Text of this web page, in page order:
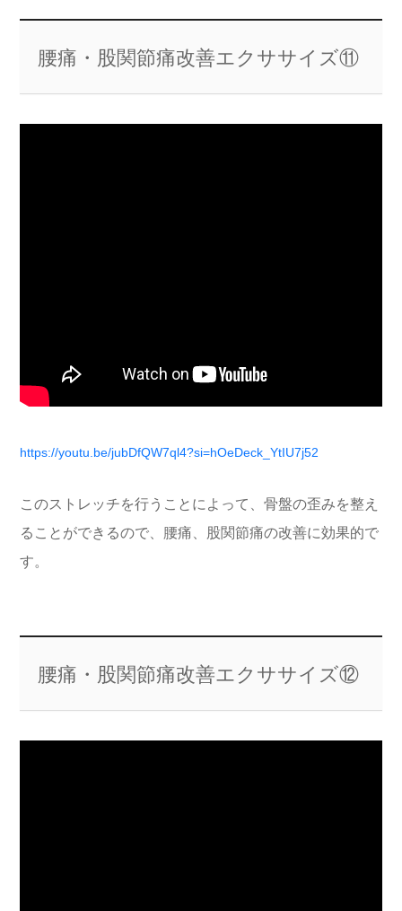
腰痛・股関節痛改善エクササイズ⑪
https://youtu.be/jubDfQW7ql4?si=hOeDeck_YtIU7j52
このストレッチを行うことによって、骨盤の歪みを整え
ることができるので、腰痛、股関節痛の改善に効果的で
す。
腰痛・股関節痛改善エクササイズ⑫